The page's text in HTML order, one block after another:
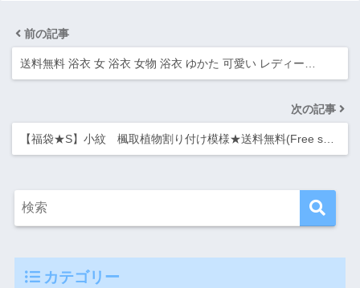
前の記事
送料無料 浴衣 女 浴衣 女物 浴衣 ゆかた 可愛い レディー…
次の記事
【福袋★S】小紋 楓取植物割り付け模様★送料無料(Free s…
カテゴリー